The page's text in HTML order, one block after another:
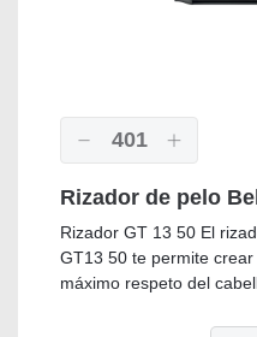
401
Rizador de pelo
Rizador GT 13 50 El
GT13 50 te permite
máximo respeto del